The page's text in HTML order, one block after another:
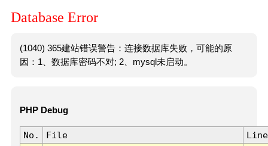
Database Error
(1040) 365建站错误警告：连接数据库失败，可能的原
因：1、数据库密码不对; 2、mysql未启动。
PHP Debug
No. File
Line